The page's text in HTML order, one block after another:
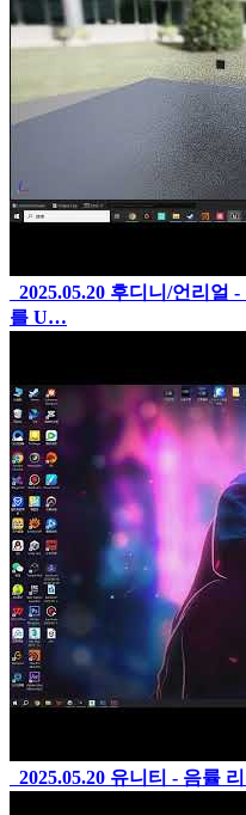
2025.05.20 후디니/언리얼
를 U…
2025.05.20 유니티 - 음률